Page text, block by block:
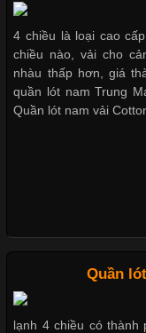
Không chỉ được ứng
này còn xuất hiện
vải thun luôn đóng
Hiện nay, nhu cầu tìm
Những mẩu
Bộ sưu
Dễ chịu hơn với
4 chiều là loại cao
chiều nào, vải cho
nhàu thấp hơn, giá
quần lót nam Trung
Quần lót nam vải
Quần
lạnh 4 chiều có thành